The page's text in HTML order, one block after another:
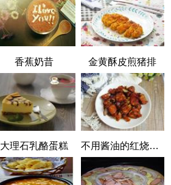
香蕉奶昔 金黄酥皮煎猪排
大理石乳酪蛋糕 不用酱油的红烧排骨